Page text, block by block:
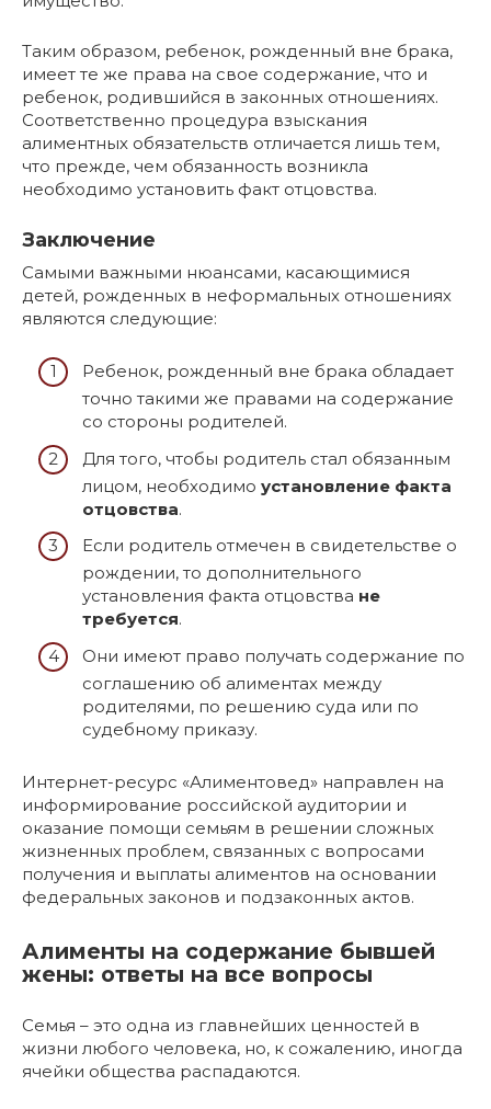
Таким образом, ребенок, рожденный вне брака,
имеет те же права на свое содержание, что и
ребенок, родившийся в законных отношениях.
Соответственно процедура взыскания
алиментных обязательств отличается лишь тем,
что прежде, чем обязанность возникла
необходимо установить факт отцовства.
Заключение
Самыми важными нюансами, касающимися
детей, рожденных в неформальных отношениях
являются следующие:
Ребенок, рожденный вне брака обладает
точно такими же правами на содержание
со стороны родителей.
Для того, чтобы родитель стал обязанным
лицом, необходимо установление факта
отцовства.
Если родитель отмечен в свидетельстве о
рождении, то дополнительного
установления факта отцовства не
требуется.
Они имеют право получать содержание по
соглашению об алиментах между
родителями, по решению суда или по
судебному приказу.
Интернет-ресурс «Алиментовед» направлен на
информирование российской аудитории и
оказание помощи семьям в решении сложных
жизненных проблем, связанных с вопросами
получения и выплаты алиментов на основании
федеральных законов и подзаконных актов.
Алименты на содержание бывшей
жены: ответы на все вопросы
Семья – это одна из главнейших ценностей в
жизни любого человека, но, к сожалению, иногда
ячейки общества распадаются.